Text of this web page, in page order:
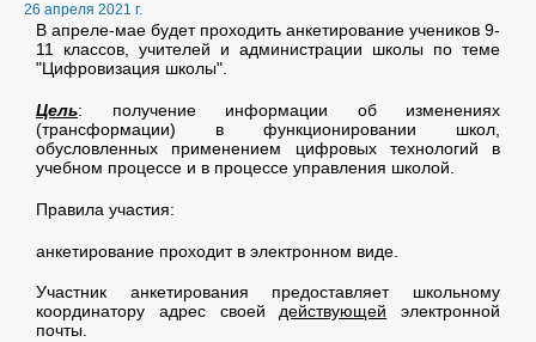
26 апреля 2021 г.
В апреле-мае будет проходить анкетирование учеников 9-
11 классов, учителей и администрации школы по теме
"Цифровизация школы".
Цель: получение информации об изменениях
(трансформации) в функционировании школ,
обусловленных применением цифровых технологий в
учебном процессе и в процессе управления школой.
Правила участия:
анкетирование проходит в электронном виде.
Участник анкетирования предоставляет школьному
координатору адрес своейдействующей электронной
почты.